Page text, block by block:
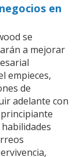
en
se
a mejorar
empieces,
de
adelante con